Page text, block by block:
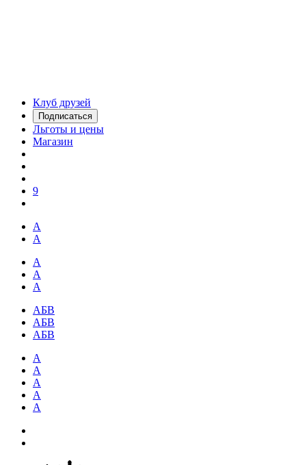
Клуб друзей
Подписаться
Льготы и цены
Магазин
9
А
А
А
А
А
АБВ
АБВ
АБВ
А
А
А
А
А